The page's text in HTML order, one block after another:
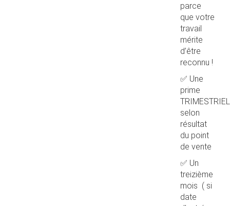
parce
que votre
travail
mérite
d’être
reconnu !
✅ Une
prime
selon
résultat
du point
de vente
✅ Un
treizième
mois ( si
date